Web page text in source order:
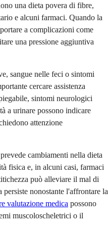
una dieta povera di fibre,
e alcuni farmaci. Quando la
a complicazioni come
una pressione aggiuntiva
sangue nelle feci o sintomi
cercare assistenza
sintomi neurologici
a urinare possono indicare
attenzione
cambiamenti nella dieta
fisica e, in alcuni casi, farmaci
può alleviare il mal di
persiste nonostante l'affrontare la
valutazione medica possono
muscoloscheletrici o il